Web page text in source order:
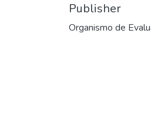
Publisher
Organismo de